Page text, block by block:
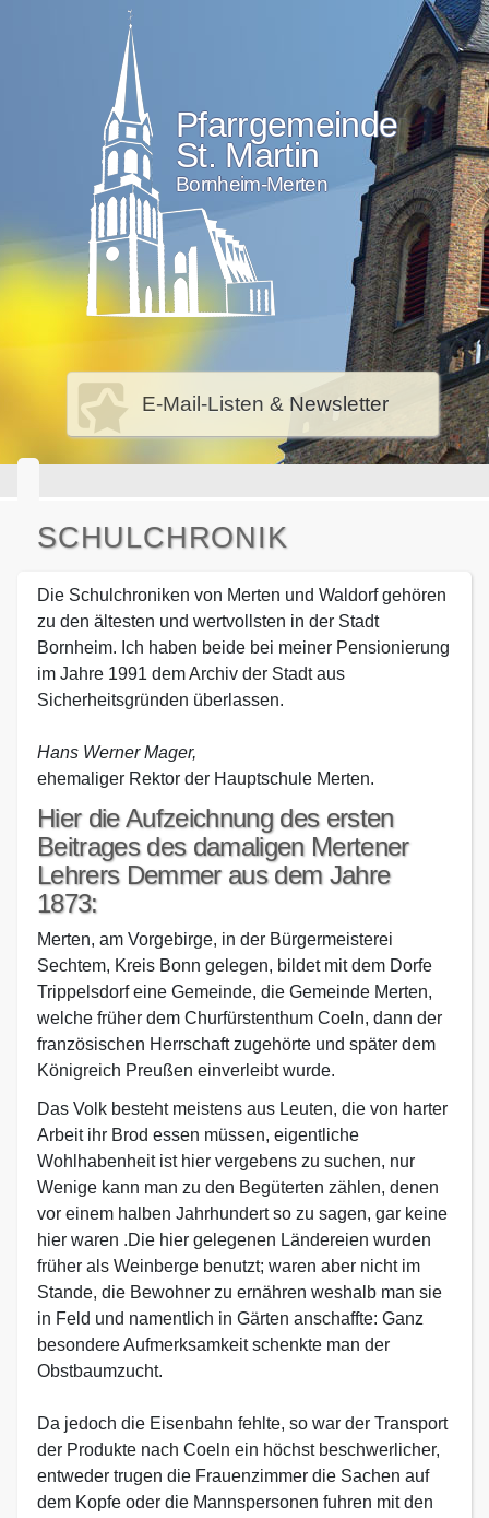
Pfarrgemeinde
St. Martin
Bornheim-Merten
E-Mail-Listen & Newsletter
SCHULCHRONIK
Die Schulchroniken von Merten und Waldorf gehören
zu den ältesten und wertvollsten in der Stadt
Bornheim. Ich haben beide bei meiner Pensionierung
im Jahre 1991 dem Archiv der Stadt aus
Sicherheitsgründen überlassen.
Hans Werner Mager,
ehemaliger Rektor der Hauptschule Merten.
Hier die Aufzeichnung des ersten
Beitrages des damaligen Mertener
Lehrers Demmer aus dem Jahre
1873:
Merten, am Vorgebirge, in der Bürgermeisterei
Sechtem, Kreis Bonn gelegen, bildet mit dem Dorfe
Trippelsdorf eine Gemeinde, die Gemeinde Merten,
welche früher dem Churfürstenthum Coeln, dann der
französischen Herrschaft zugehörte und später dem
Königreich Preußen einverleibt wurde.
Das Volk besteht meistens aus Leuten, die von harter
Arbeit ihr Brod essen müssen, eigentliche
Wohlhabenheit ist hier vergebens zu suchen, nur
Wenige kann man zu den Begüterten zählen, denen
vor einem halben Jahrhundert so zu sagen, gar keine
hier waren .Die hier gelegenen Ländereien wurden
früher als Weinberge benutzt; waren aber nicht im
Stande, die Bewohner zu ernähren weshalb man sie
in Feld und namentlich in Gärten anschaffte: Ganz
besondere Aufmerksamkeit schenkte man der
Obstbaumzucht.
Da jedoch die Eisenbahn fehlte, so war der Transport
der Produkte nach Coeln ein höchst beschwerlicher,
entweder trugen die Frauenzimmer die Sachen auf
dem Kopfe oder die Mannspersonen fuhren mit den